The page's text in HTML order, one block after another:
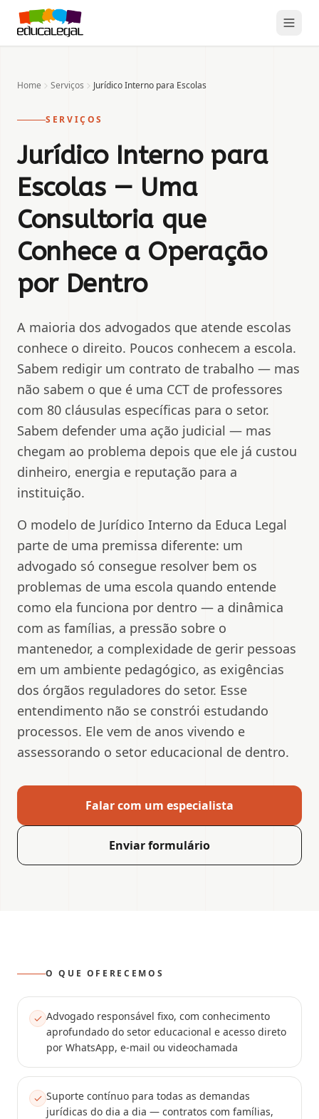
Home Serviços Jurídico Interno para Escolas
SERVIÇOS
Jurídico Interno para
Escolas — Uma
Consultoria que
Conhece a Operação
por Dentro
A maioria dos advogados que atende escolas
conhece o direito. Poucos conhecem a escola.
Sabem redigir um contrato de trabalho — mas
não sabem o que é uma CCT de professores
com 80 cláusulas específicas para o setor.
Sabem defender uma ação judicial — mas
chegam ao problema depois que ele já custou
dinheiro, energia e reputação para a
instituição.
O modelo de Jurídico Interno da Educa Legal
parte de uma premissa diferente: um
advogado só consegue resolver bem os
problemas de uma escola quando entende
como ela funciona por dentro — a dinâmica
com as famílias, a pressão sobre o
mantenedor, a complexidade de gerir pessoas
em um ambiente pedagógico, as exigências
dos órgãos reguladores do setor. Esse
entendimento não se constrói estudando
processos. Ele vem de anos vivendo e
assessorando o setor educacional de dentro.
Falar com um especialista
Enviar formulário
O QUE OFERECEMOS
Advogado responsável fixo, com conhecimento
aprofundado do setor educacional e acesso direto
por WhatsApp, e-mail ou videochamada
Suporte contínuo para todas as demandas
jurídicas do dia a dia — contratos com famílias,